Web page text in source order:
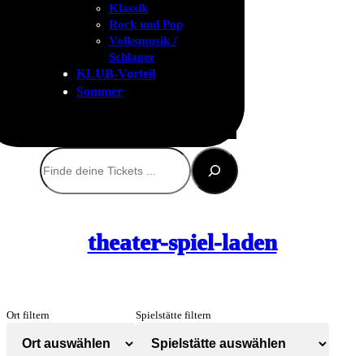
Klassik
Rock und Pop
Volksmusik /
Schlager
KLUB-Vorteil
Sommer
Suchen
theater-spiel-laden
Ort filtern Spielstätte filtern